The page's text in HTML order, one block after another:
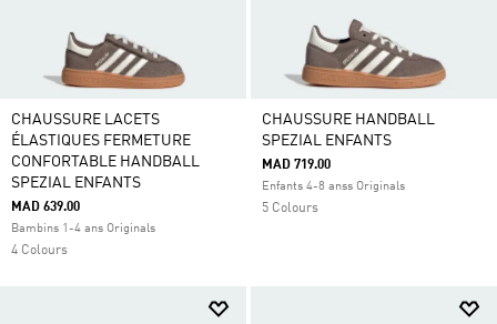
CHAUSSURE LACETS
ÉLASTIQUES FERMETURE
CONFORTABLE HANDBALL
SPEZIAL ENFANTS
MAD 639.00
Bambins 1-4 ans Originals
4 Colours
CHAUSSURE HANDBALL
SPEZIAL ENFANTS
MAD 719.00
Enfants 4-8 anss Originals
5 Colours